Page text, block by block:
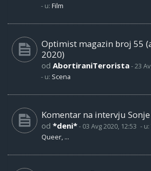
- u: Film
Optimist magazin broj 55
2020)
od AbortiraniTerorista-23
- u: Scena
Komentar na intervju
od *deni*- 03 Avg 2020, 12:53 - u:
Queer, ...